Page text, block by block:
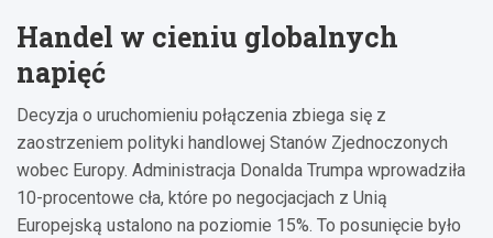
Handel w cieniu globalnych
napięć
Decyzja o uruchomieniu połączenia zbiega się z
zaostrzeniem polityki handlowej Stanów Zjednoczonych
wobec Europy. Administracja Donalda Trumpa wprowadziła
10-procentowe cła, które po negocjacjach z Unią
Europejską ustalono na poziomie 15%. To posunięcie było